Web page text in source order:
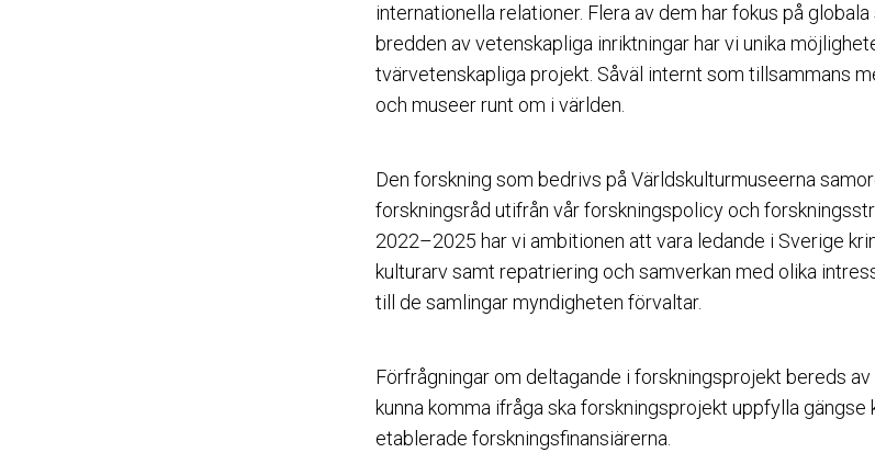
internationella relationer. Flera av dem har fokus på
bredden av vetenskapliga inriktningar har vi unika
tvärvetenskapliga projekt. Såväl internt som tillsammans
och museer runt om i världen.
Den forskning som bedrivs på Världskulturmuseerna
forskningsråd utifrån vår forskningspolicy och
2022–2025 har vi ambitionen att vara ledande i Sverige
kulturarv samt repatriering och samverkan med olika
till de samlingar myndigheten förvaltar.
Förfrågningar om deltagande i forskningsprojekt bereds
kunna komma ifråga ska forskningsprojekt uppfylla
etablerade forskningsfinansiärerna.